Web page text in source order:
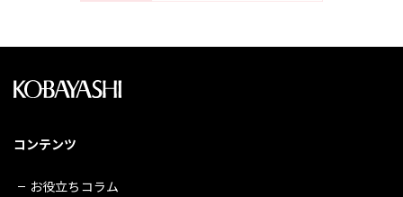
コンテンツ
お役立ちコラム